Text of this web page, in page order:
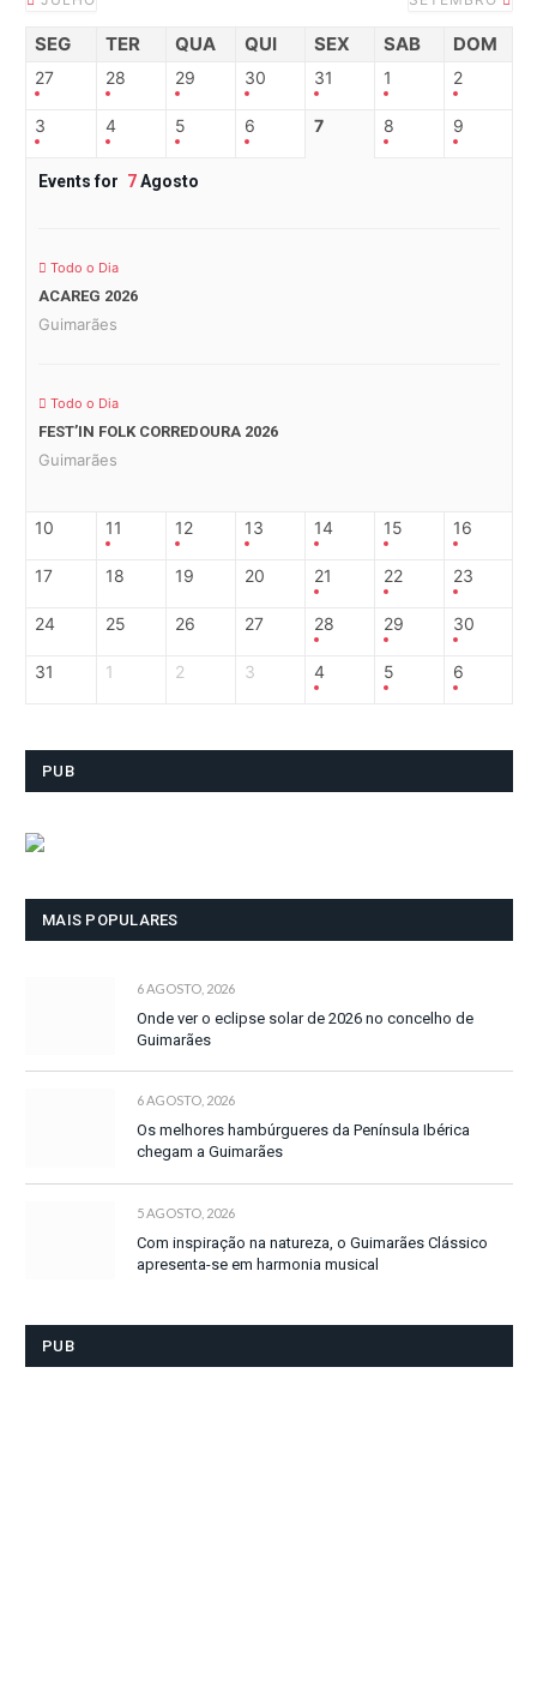
SEG TER QUA QUI SEX SAB DOM
27 28 29 30 31 1 2
3 4 5 6 7 8 9
Events for 7Agosto
Todo o Dia
ACAREG 2026
Guimarães
Todo o Dia
FEST’IN FOLK CORREDOURA 2026
Guimarães
10 11 12 13 14 15 16
17 18 19 20 21 22 23
24 25 26 27 28 29 30
31 1 2 3 4 5 6
PUB
MAIS POPULARES
6 AGOSTO, 2026
Onde ver o eclipse solar de 2026 no concelho de
Guimarães
6 AGOSTO, 2026
Os melhores hambúrgueres da Península Ibérica
chegam a Guimarães
5 AGOSTO, 2026
Com inspiração na natureza, o Guimarães Clássico
apresenta-se em harmonia musical
PUB